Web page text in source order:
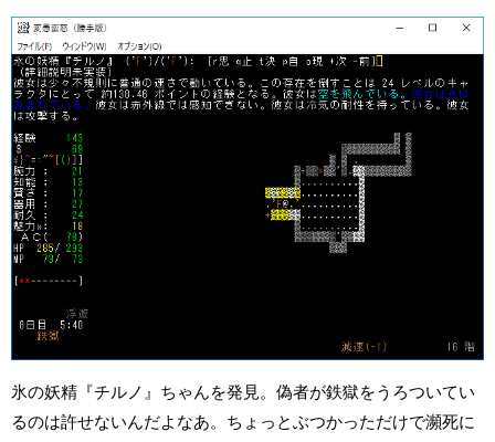
氷の妖精『チルノ』ちゃんを発見。偽者が鉄獄をうろついてい
るのは許せないんだよなあ。ちょっとぶつかっただけで瀕死に